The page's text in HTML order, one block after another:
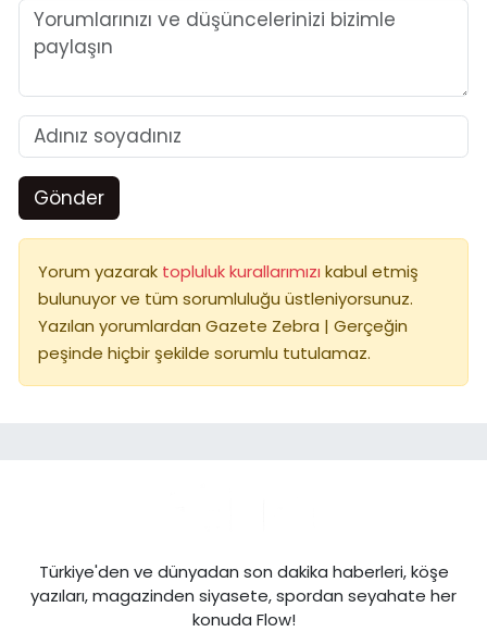
Gönder
Yorum yazarak topluluk kurallarımızı kabul etmiş
bulunuyor ve tüm sorumluluğu üstleniyorsunuz.
Yazılan yorumlardan Gazete Zebra | Gerçeğin
peşinde hiçbir şekilde sorumlu tutulamaz.
Türkiye'den ve dünyadan son dakika haberleri, köşe
yazıları, magazinden siyasete, spordan seyahate her
konuda Flow!